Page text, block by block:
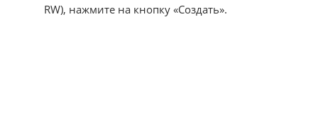
RW), нажмите на кнопку «Создать».